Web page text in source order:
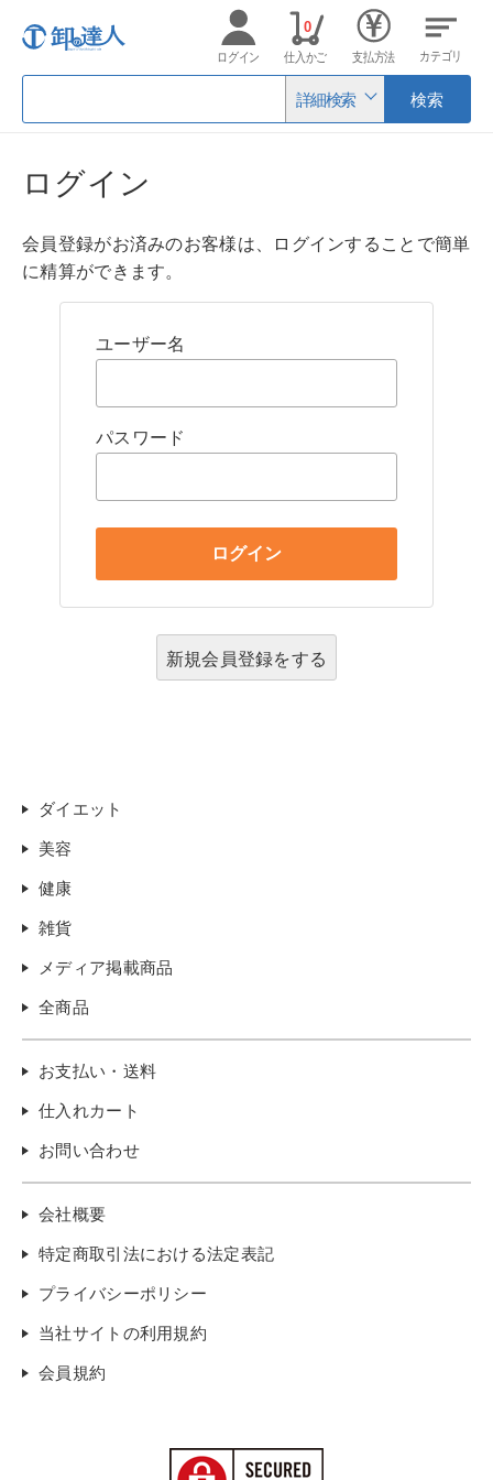
詳細検索 検索
ログイン 仕入かご
0
支払方法 カテゴリ
ログイン
会員登録がお済みのお客様は、ログインすることで簡単
に精算ができます。
ユーザー名
パスワード
新規会員登録をする
ダイエット
美容
健康
雑貨
メディア掲載商品
全商品
お支払い・送料
仕入れカート
お問い合わせ
会社概要
特定商取引法における法定表記
プライバシーポリシー
当社サイトの利用規約
会員規約